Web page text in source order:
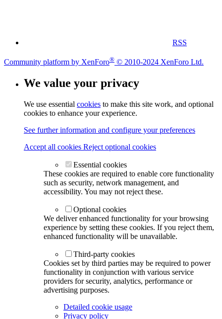
RSS
Community platform by XenForo® © 2010-2024 XenForo Ltd.
We value your privacy
We use essential cookies to make this site work, and optional
cookies to enhance your experience.
See further information and configure your preferences
Accept all cookies Reject optional cookies
Essential cookies
These cookies are required to enable core functionality
such as security, network management, and
accessibility. You may not reject these.
Optional cookies
We deliver enhanced functionality for your browsing
experience by setting these cookies. If you reject them,
enhanced functionality will be unavailable.
Third-party cookies
Cookies set by third parties may be required to power
functionality in conjunction with various service
providers for security, analytics, performance or
advertising purposes.
Detailed cookie usage
Privacy policy